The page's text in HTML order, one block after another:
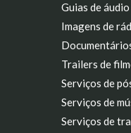
Guias de áudio
Imagens de
Trailers de
Serviços de
Serviços de
Serviços de